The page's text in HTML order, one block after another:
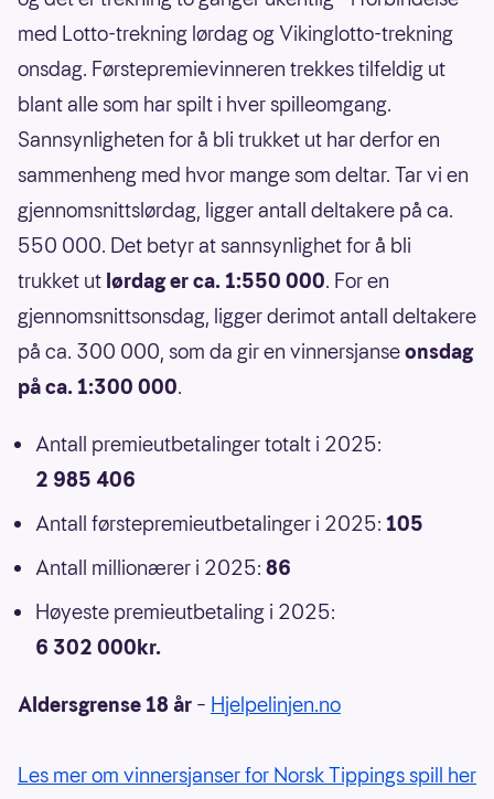
med Lotto-trekning lørdag og Vikinglotto-trekning
onsdag. Førstepremievinneren trekkes tilfeldig ut
blant alle som har spilt i hver spilleomgang.
Sannsynligheten for å bli trukket ut har derfor en
sammenheng med hvor mange som deltar. Tar vi en
gjennomsnittslørdag, ligger antall deltakere på ca.
550 000. Det betyr at sannsynlighet for å bli
trukket ut lørdag er ca. 1:550 000. For en
gjennomsnittsonsdag, ligger derimot antall deltakere
på ca. 300 000, som da gir en vinnersjanseonsdag
på ca. 1:300 000.
Antall premieutbetalinger totalt i 2025:
2 985 406
Antall førstepremieutbetalinger i 2025: 105
Antall millionærer i 2025: 86
Høyeste premieutbetaling i 2025:
6 302 000kr.
Aldersgrense 18 år – Hjelpelinjen.no
Les mer om vinnersjanser for Norsk Tippings spill her